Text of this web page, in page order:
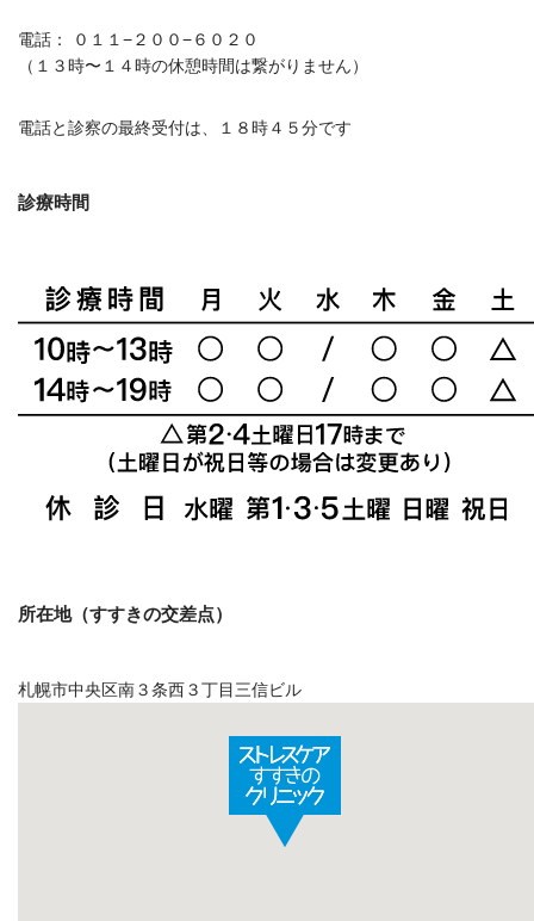
電話： ０１１−２００−６０２０
（１３時〜１４時の休憩時間は繋がりません）
電話と診察の最終受付は、１８時４５分です
診療時間
所在地（すすきの交差点）
札幌市中央区南３条西３丁目三信ビル